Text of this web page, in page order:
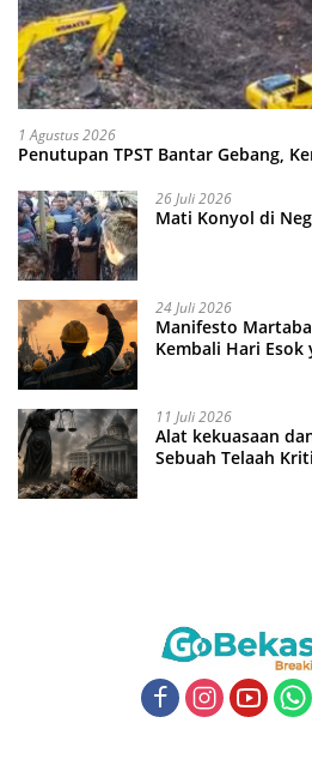
1 Agustus 2026
Penutupan TPST Bantar Gebang,
26 Juli 2026
Mati Konyol di
24 Juli 2026
Manifesto
Kembali Hari
11 Juli 2026
Alat kekuasaan
Sebuah Telaah